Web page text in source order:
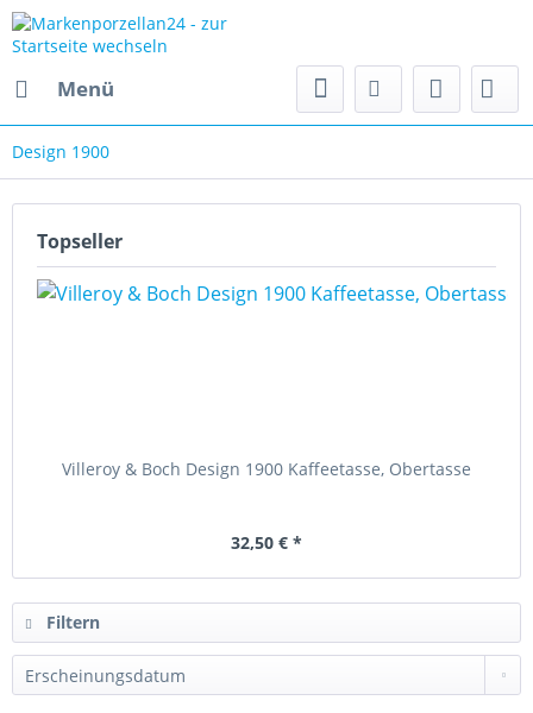
Menü
Design 1900
Topseller
Villeroy & Boch Design 1900 Kaffeetasse, Obertasse
32,50 € *
Filtern